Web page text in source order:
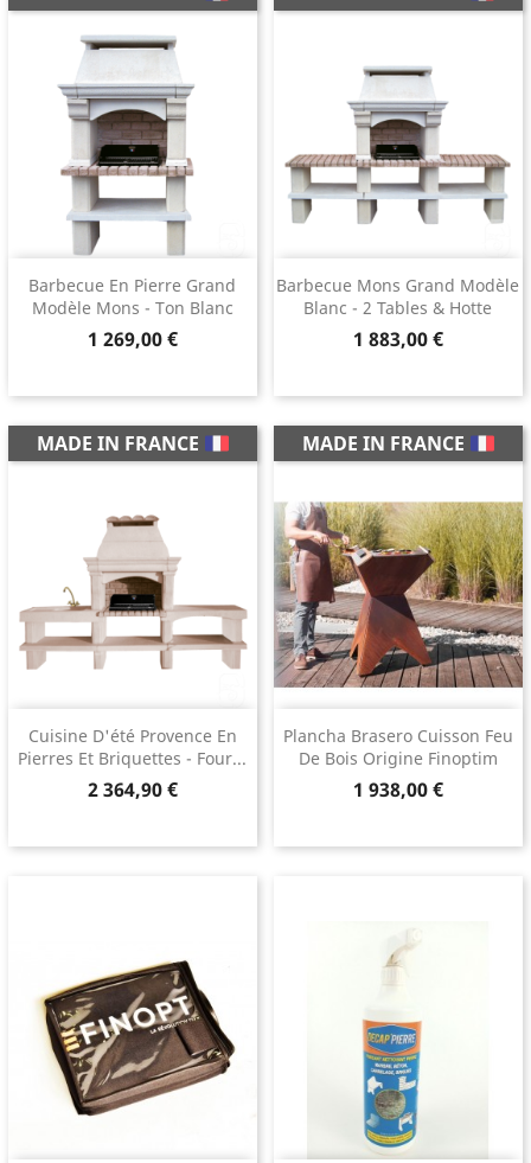
Barbecue En Pierre Grand
Modèle Mons - Ton Blanc
Prix
1 269,00 €
Barbecue Mons Grand Modèle
Blanc - 2 Tables & Hotte
Prix
1 883,00 €
Cuisine D'été Provence En
Pierres Et Briquettes - Four...
Prix
2 364,90 €
MADE IN FRANCE
Plancha Brasero Cuisson Feu
De Bois Origine Finoptim
Prix
1 938,00 €
MADE IN FRANCE